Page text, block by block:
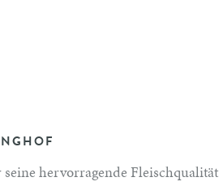
hervorragende Fleischqualität